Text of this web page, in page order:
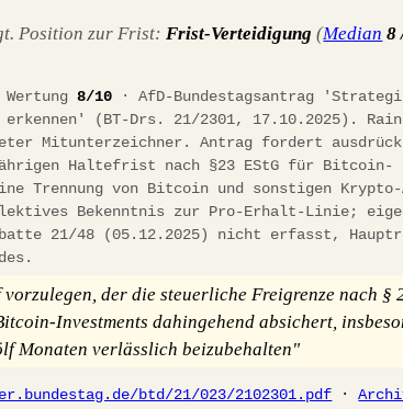
Position zur Frist:Frist-Verteidigung (Median 8
Wertung8/10 · AfD-Bundestagsantrag
(BT-Drs. 21/2301, 17.10.2025).
Mitunterzeichner. Antrag fordert
Haltefrist nach §23 EStG für Bitcoin-
Trennung von Bitcoin und sonstigen Krypto-
Bekenntnis zur Pro-Erhalt-Linie;
21/48 (05.12.2025) nicht erfasst,
vorzulegen, der die steuerliche Freigrenze nach §
Investments dahingehend absichert,
Monaten verlässlich beizubehalten"
btd/21/023/2102301.pdf ·